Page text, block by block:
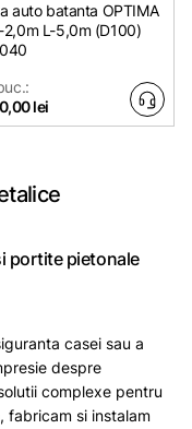
auto batanta OPTIMA
2,0m L-5,0m (D100)
lei
portite pietonale
casei sau a
despre
complexe pentru
fabricam si instalam